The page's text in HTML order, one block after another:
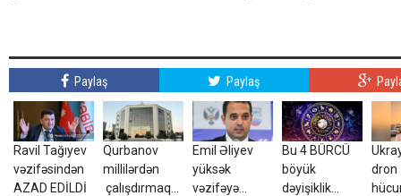
Paylaş Paylaş
Ravil Tağıyev
vəzifəsindən
AZAD EDİLDİ
Qurbanov
millilərdən
çalışdırmaq
Emil Əliyev
yüksək
vəzifəyə
Bu 4 BÜRCÜ
böyük
dəyişiklik
dron